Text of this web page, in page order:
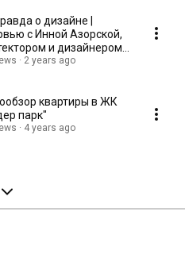
о дизайне |
с Инной Азорской,
и дизайнером
ЧАСТЬ 1
2 years ago
квартиры в ЖК
парк"
4 years ago